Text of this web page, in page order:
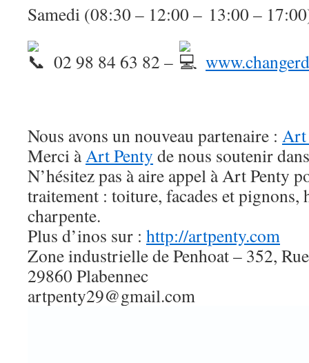
Samedi (08:30 – 12:00 – 13:00 –
02 98 84 63 82 –
Nous avons un nouveau partenaire : Art
Merci àArt Penty de nous soutenir
N’hésitez pas à aire appel à Art Penty
traitement : toiture, facades et pignons,
charpente.
Plus d’inos sur : http://artpenty.com
Zone industrielle de Penhoat – 352,
29860 Plabennec
artpenty29@gmail.com